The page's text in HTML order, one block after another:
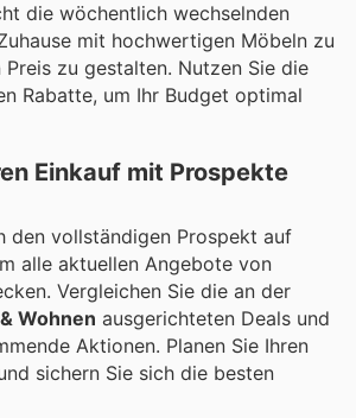
die wöchentlich wechselnden
mit hochwertigen Möbeln zu
zu gestalten. Nutzen Sie die
Rabatte, um Ihr Budget optimal
Einkauf mit Prospekte
den vollständigen Prospekt auf
alle aktuellen Angebote von
Vergleichen Sie die an der
Wohnen ausgerichteten Deals und
Aktionen. Planen Sie Ihren
sichern Sie sich die besten